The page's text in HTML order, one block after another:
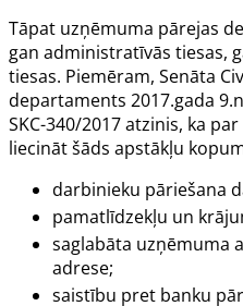
Tāpat uzņēmuma pārejas
gan administratīvās tiesas,
tiesas. Piemēram, Senāta
departaments 2017.gada
SKC-340/2017atzinis, ka
liecināt šāds apstākļu
darbinieku pāriešana
pamatlīdzekļu un
saglabāta uzņēmuma
adrese;
saistību pret banku